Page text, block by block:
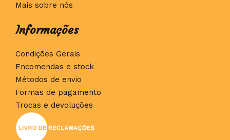
Mais sobre nós
Informações
Condições Gerais
Encomendas e stock
Métodos de envio
Formas de pagamento
Trocas e devoluções